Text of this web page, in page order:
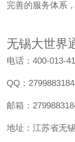
完善的服务体系
无锡大世界
电话：400-013-
QQ：2799883184
邮箱：
地址：江苏省无